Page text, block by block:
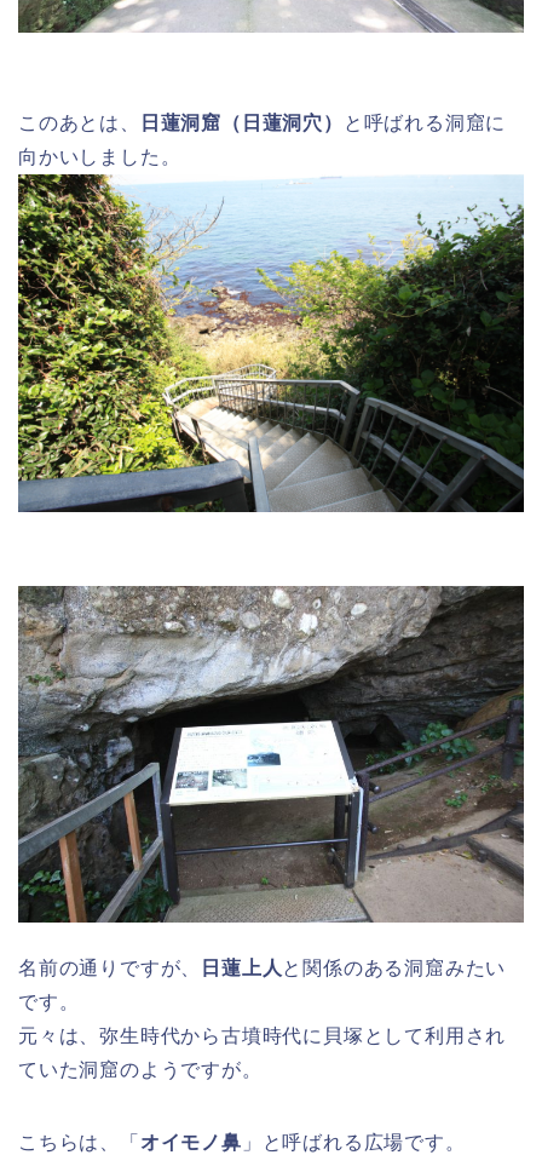
このあとは、 日蓮洞窟（日蓮洞穴）
と呼ばれる洞窟に
向かいしました。
名前の通りですが、 日蓮上人 と関係のある洞窟みたい
です。
元々は、弥生時代から古墳時代に貝塚として利用され
ていた洞窟のようですが。
こちらは、「 オイモノ鼻 」と呼ばれる広場です。